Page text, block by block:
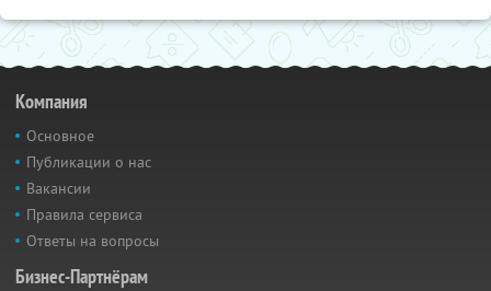
Компания
Основное
Публикации о нас
Вакансии
Правила сервиса
Ответы на вопросы
Бизнес-Партнёрам